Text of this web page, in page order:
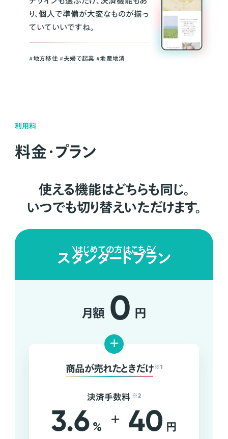
り、個人で準備が大変なものが揃っ
ていていいですね。
#地方移住 #夫婦で起業 #地産地消
利用料
料金・プラン
使える機能はどちらも同じ。
いつでも切り替えいただけます。
はじめての方はこちら
スタンダードプラン
月額 0 円
+
商品が売れたときだけ ※1
決済手数料 ※2
3.6 % + 40 円